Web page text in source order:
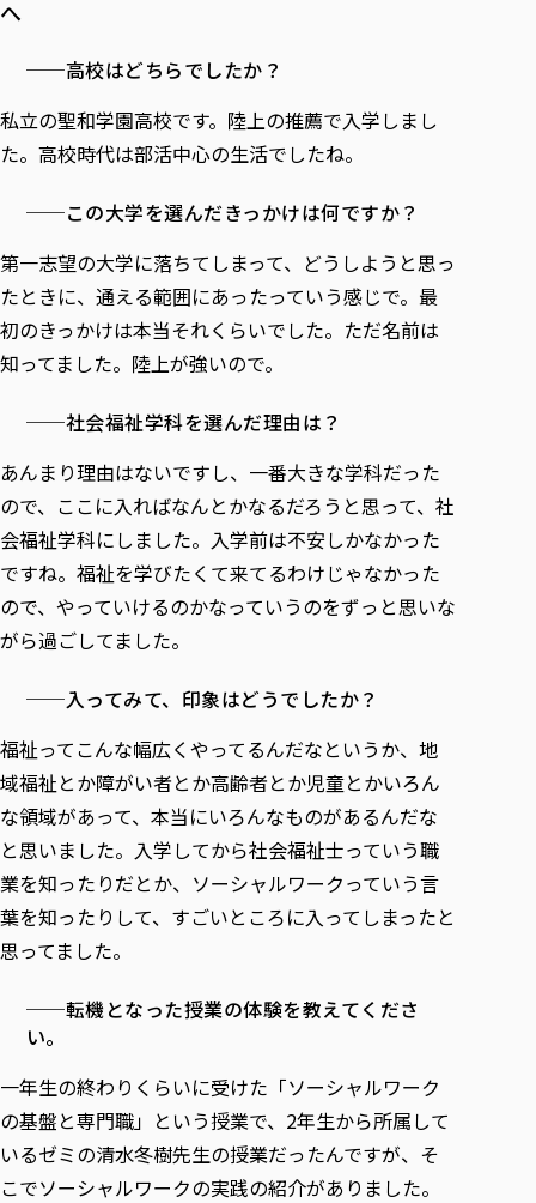
学びの特徴
初年次教育（リエゾンゼミⅠ）
教育実践活動（教育学科学生のみ受講可能）
禅のこころ
教員紹介・業績
学びのサポート
学費（学部学科）
授業料減免・奨学金等
宿舎の紹介
学生生活サポート
学生自主活動支援
社会人学生の育児支援（一時預かり）
スポーツ傷害保険
各種社会貢献活動の窓口
JICA草の根技術協力事業
被災地の子ども支援活動
自治体・団体等との主な協定
研究所について
研究者のご紹介
へ
──高校はどちらでしたか？
私立の聖和学園高校です。陸上の推薦で入学しまし
た。高校時代は部活中心の生活でしたね。
──この大学を選んだきっかけは何ですか？
第一志望の大学に落ちてしまって、どうしようと思っ
たときに、通える範囲にあったっていう感じで。最
初のきっかけは本当それくらいでした。ただ名前は
知ってました。陸上が強いので。
──社会福祉学科を選んだ理由は？
あんまり理由はないですし、一番大きな学科だった
ので、ここに入ればなんとかなるだろうと思って、社
会福祉学科にしました。入学前は不安しかなかった
ですね。福祉を学びたくて来てるわけじゃなかった
ので、やっていけるのかなっていうのをずっと思いな
がら過ごしてました。
──入ってみて、印象はどうでしたか？
福祉ってこんな幅広くやってるんだなというか、地
域福祉とか障がい者とか高齢者とか児童とかいろん
な領域があって、本当にいろんなものがあるんだな
と思いました。入学してから社会福祉士っていう職
業を知ったりだとか、ソーシャルワークっていう言
葉を知ったりして、すごいところに入ってしまったと
思ってました。
──転機となった授業の体験を教えてくださ
い。
一年生の終わりくらいに受けた「ソーシャルワーク
の基盤と専門職」という授業で、2年生から所属して
いるゼミの清水冬樹先生の授業だったんですが、そ
こでソーシャルワークの実践の紹介がありました。